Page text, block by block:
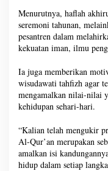
Menurutnya, haflah
seremoni tahunan,
pesantren dalam
kekuatan iman, ilmu
Ia juga memberikan
wisudawati tahfizh agar
mengamalkan nilai-nilai
kehidupan sehari-hari.
“Kalian telah mengukir
Al-Qur’an merupakan
amalkan isi
hidup dalam setiap